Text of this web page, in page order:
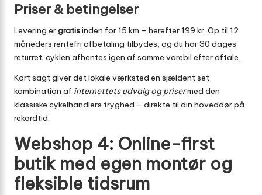
Priser & betingelser
Levering ergratisinden for 15 km – herefter 199 kr. Op til 12
måneders rentefri afbetaling tilbydes, og du har 30 dages
returret; cyklen afhentes igen af samme varebil efter aftale.
Kort sagt giver det lokale værksted en sjældent set
kombination af internettets udvalg og prisermed den
klassiske cykelhandlers tryghed – direkte til din hoveddør på
rekordtid.
Webshop 4: Online-first
butik med egen montør og
fleksible tidsrum